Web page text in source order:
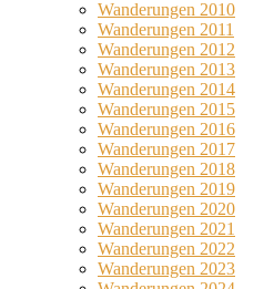
Wanderungen 2010
Wanderungen 2011
Wanderungen 2012
Wanderungen 2013
Wanderungen 2014
Wanderungen 2015
Wanderungen 2016
Wanderungen 2017
Wanderungen 2018
Wanderungen 2019
Wanderungen 2020
Wanderungen 2021
Wanderungen 2022
Wanderungen 2023